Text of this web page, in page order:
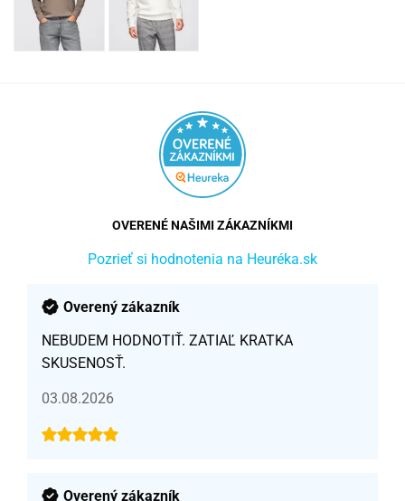
OVERENÉ NAŠIMI ZÁKAZNÍKMI
Pozrieť si hodnotenia na Heuréka.sk
Overený zákazník
NEBUDEM HODNOTIŤ. ZATIAĽ KRATKA
SKUSENOSŤ.
03.08.2026
Overený zákazník